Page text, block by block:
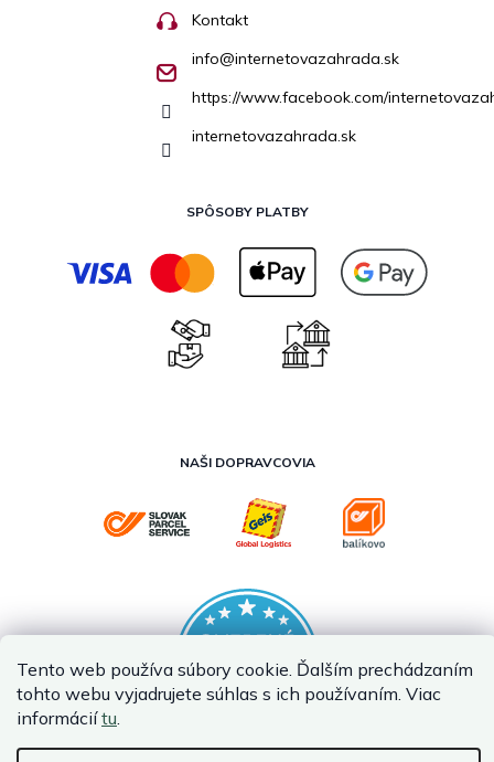
Tento web používa súbory cookie. Ďalším prechádzaním
tohto webu vyjadrujete súhlas s ich používaním. Viac
informáciítu.
Kontakt
info@internetovazahrada.sk
https://www.facebook.com/
internetovazahrada.sk
SPÔSOBY PLATBY
NAŠI DOPRAVCOVIA